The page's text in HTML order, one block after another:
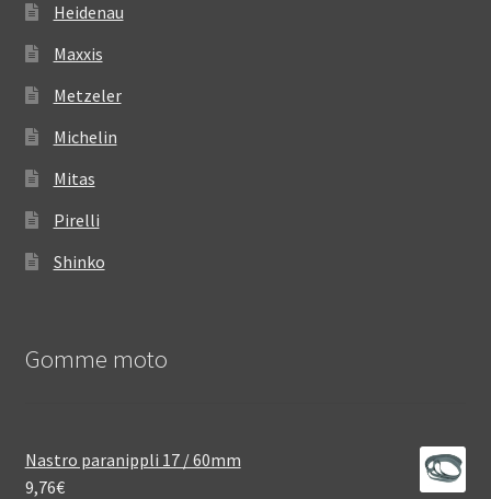
Heidenau
Maxxis
Metzeler
Michelin
Mitas
Pirelli
Shinko
Gomme moto
Nastro paranippli 17 / 60mm
9,76€